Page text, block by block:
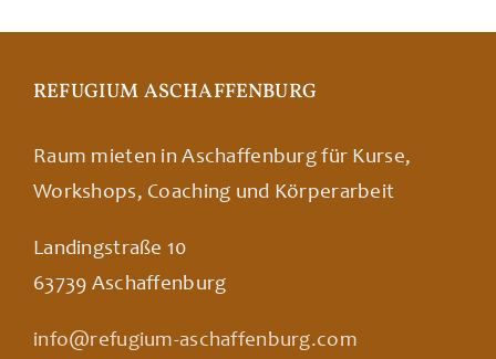
REFUGIUM ASCHAFFENBURG
Raum mieten in Aschaffenburg für Kurse,
Workshops, Coaching und Körperarbeit
Landingstraße 10
63739 Aschaffenburg
info@refugium-aschaffenburg.com